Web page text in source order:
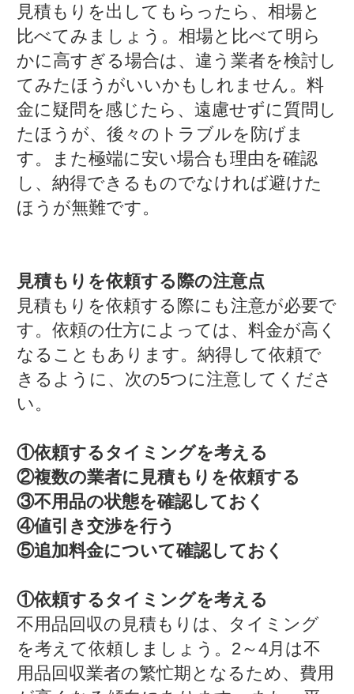
見積もりを出してもらったら、相場と
比べてみましょう。相場と比べて明ら
かに高すぎる場合は、違う業者を検討し
てみたほうがいいかもしれません。料
金に疑問を感じたら、遠慮せずに質問し
たほうが、後々のトラブルを防げま
す。また極端に安い場合も理由を確認
し、納得できるものでなければ避けた
ほうが無難です。
見積もりを依頼する際の注意点
見積もりを依頼する際にも注意が必要で
す。依頼の仕方によっては、料金が高く
なることもあります。納得して依頼で
きるように、次の5つに注意してくださ
い。
①依頼するタイミングを考える
②複数の業者に見積もりを依頼する
③不用品の状態を確認しておく
④値引き交渉を行う
⑤追加料金について確認しておく
①依頼するタイミングを考える
不用品回収の見積もりは、タイミング
を考えて依頼しましょう。2～4月は不
用品回収業者の繁忙期となるため、費用